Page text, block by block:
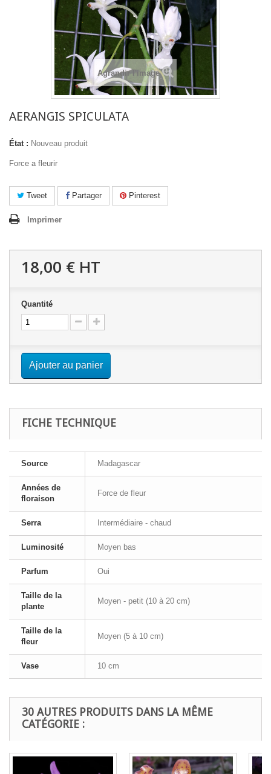
Agrandir l'image
AERANGIS SPICULATA
État : Nouveau produit
Force a fleurir
Tweet Partager Pinterest
Imprimer
18,00 € HT
Quantité
Ajouter au panier
FICHE TECHNIQUE
Source Madagascar
Années de
floraison
Force de fleur
Serra Intermédiaire - chaud
Luminosité Moyen bas
Parfum Oui
Taille de la
plante
Moyen - petit (10 à 20 cm)
Taille de la
fleur
Moyen (5 à 10 cm)
Vase 10 cm
30 AUTRES PRODUITS DANS LA MÊME
CATÉGORIE :